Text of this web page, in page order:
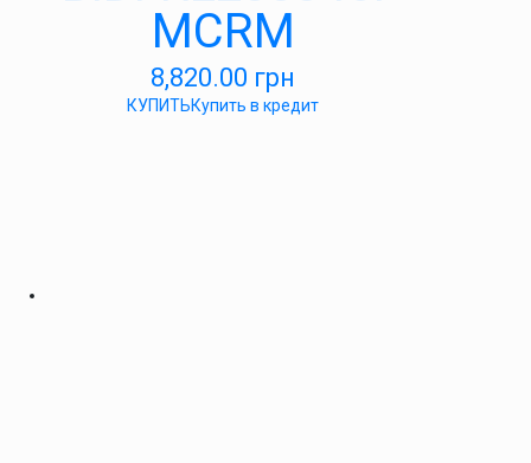
MCRM
8,820.00 грн
КУПИТЬКупить в кредит